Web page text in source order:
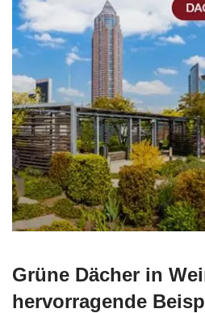
Grüne Dächer in
hervorragende